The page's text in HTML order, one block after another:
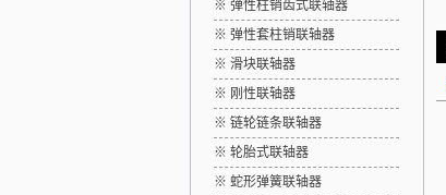
※ 弹性柱销齿式联轴器
※ 弹性套柱销联轴器
※ 滑块联轴器
※ 刚性联轴器
※ 链轮链条联轴器
※ 轮胎式联轴器
※ 蛇形弹簧联轴器